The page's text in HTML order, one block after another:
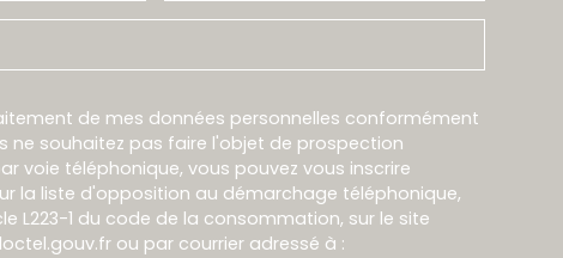
de mes données personnelles conformément
ne souhaitez pas faire l'objet de prospection
voie téléphonique, vous pouvez vous inscrire
la liste d'opposition au démarchage téléphonique,
L223-1 du code de la consommation, sur le site
ou par courrier adressé à :